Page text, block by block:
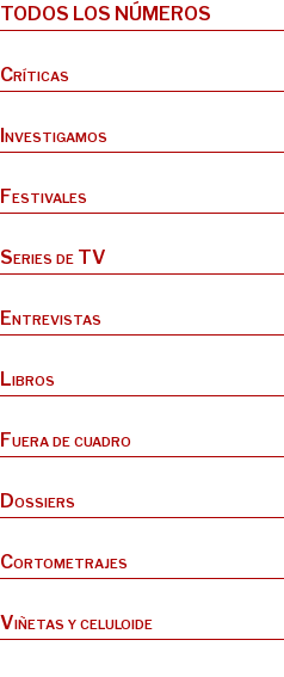
TODOS LOS NÚMEROS
Críticas
Investigamos
Festivales
Series de TV
Entrevistas
Libros
Fuera de cuadro
Dossiers
Cortometrajes
Viñetas y celuloide